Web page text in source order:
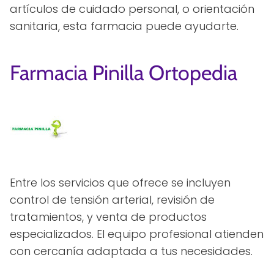
artículos de cuidado personal, o orientación
sanitaria, esta farmacia puede ayudarte.
Farmacia Pinilla Ortopedia
Entre los servicios que ofrece se incluyen
control de tensión arterial, revisión de
tratamientos, y venta de productos
especializados. El equipo profesional atienden
con cercanía adaptada a tus necesidades.